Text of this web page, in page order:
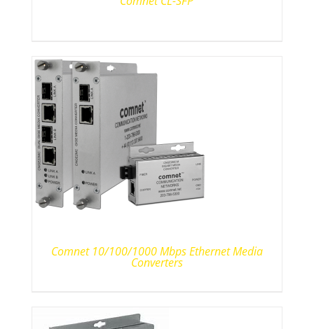
Comnet 10/100/1000 Mbps Ethernet Media
Converters